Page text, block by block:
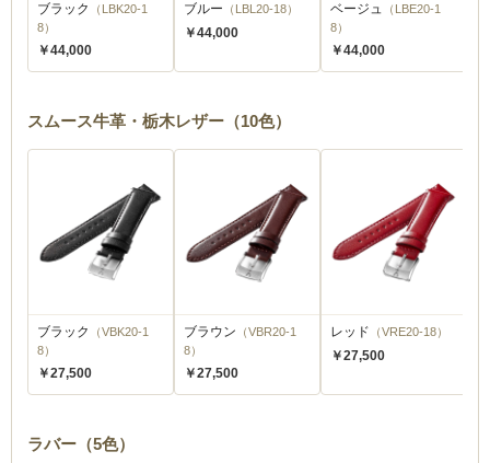
ブラック
（LBK20-1
8）
￥44,000
ブルー （LBL20-18）
￥44,000
ベージュ
（LBE20-1
8）
￥44,000
スムース牛革・栃木レザー（10色）
ブラック
（VBK20-1
8）
￥27,500
ブラウン （VBR20-1
8）
￥27,500
レッド （VRE20-18）
￥27,500
ラバー（5色）